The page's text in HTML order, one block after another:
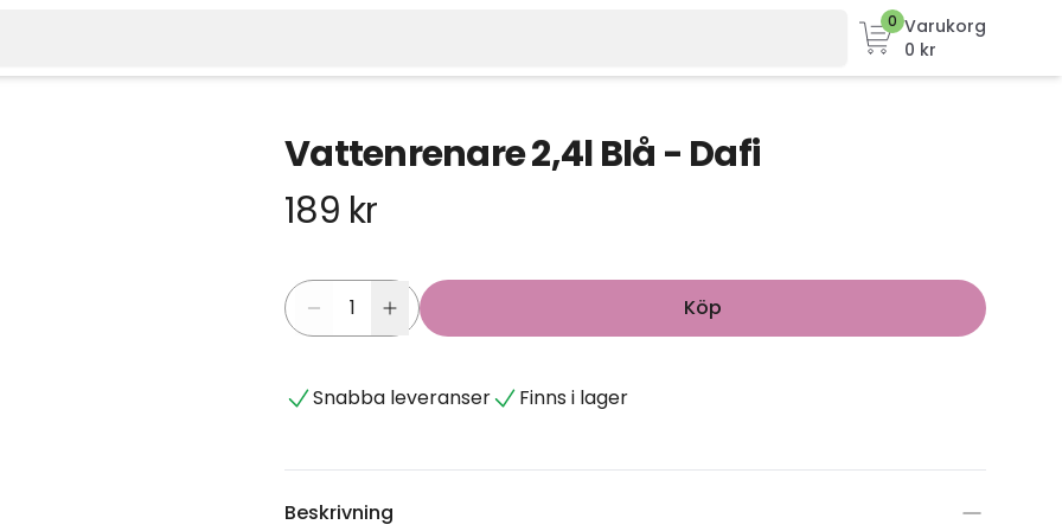
0 Varukorg
0 kr
Vattenrenare 2,4l Blå - Dafi
189 kr
Köp
Snabba leveranser Finns i lager
Beskrivning